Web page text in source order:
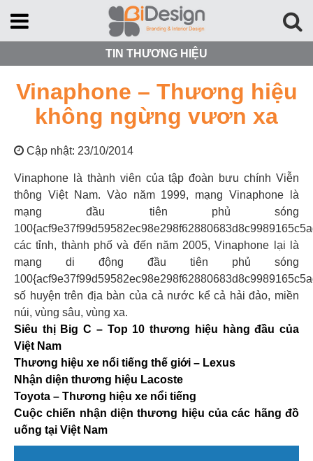
TIN THƯƠNG HIỆU
Vinaphone – Thương hiệu
không ngừng vươn xa
Cập nhật: 23/10/2014
Vinaphone là thành viên của tập đoàn bưu chính Viễn
thông Việt Nam. Vào năm 1999, mạng Vinaphone là
mạng đầu tiên phủ sóng
các tỉnh, thành phố và đến năm 2005, Vinaphone lại là
mạng di động đầu tiên phủ sóng
số huyện trên địa bàn của cả nước kể cả hải đảo, miền
núi, vùng sâu, vùng xa.
Siêu thị Big C – Top 10 thương hiệu hàng đầu của
Việt Nam
Thương hiệu xe nổi tiếng thế giới – Lexus
Nhận diện thương hiệu Lacoste
Toyota – Thương hiệu xe nổi tiếng
Cuộc chiến nhận diện thương hiệu của các hãng đồ
uống tại Việt Nam